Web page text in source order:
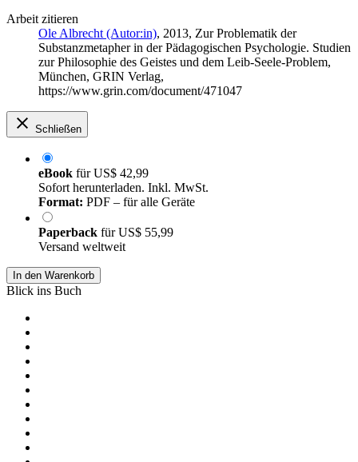
Arbeit zitieren
Ole Albrecht (Autor:in), 2013, Zur Problematik der
Substanzmetapher in der Pädagogischen Psychologie. Studien
zur Philosophie des Geistes und dem Leib-Seele-Problem,
München, GRIN Verlag,
https://www.grin.com/document/471047
Schließen
eBook fürUS$ 42,99
Sofort herunterladen. Inkl. MwSt.
Format: PDF – für alle Geräte
Paperback fürUS$ 55,99
Versand weltweit
In den Warenkorb
Blick ins Buch